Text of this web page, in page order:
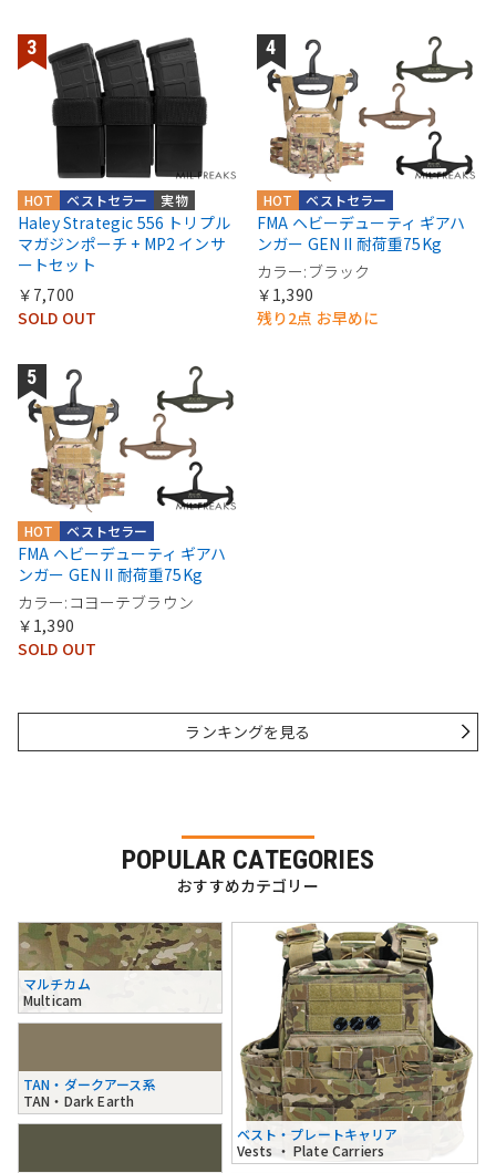
実物
ベストセラー
HOT
Haley Strategic 556 トリプル
マガジンポーチ + MP2 インサ
ートセット
￥7,700
SOLD OUT
ベストセラー
HOT
FMA ヘビーデューティ ギアハ
ンガー GEN II 耐荷重75Kg
カラー:ブラック
￥1,390
残り2点 お早めに
ベストセラー
HOT
FMA ヘビーデューティ ギアハ
ンガー GEN II 耐荷重75Kg
カラー:コヨーテブラウン
￥1,390
SOLD OUT
ランキングを見る
POPULAR CATEGORIES
おすすめカテゴリー
マルチカム
Multicam
TAN・ダークアース系
TAN・Dark Earth
ベスト・プレートキャリア
Vests ・ Plate Carriers